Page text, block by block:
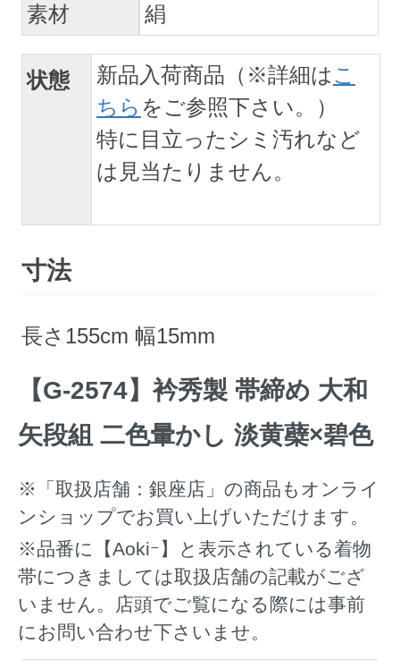
素材 絹
状態 新品入荷商品（※詳細は こ
ちら をご参照下さい。）
特に目立ったシミ汚れなど
は見当たりません。
寸法
長さ155cm 幅15mm
【G-2574】衿秀製 帯締め 大和
矢段組 二色暈かし 淡黄蘗×碧色
※「取扱店舗：銀座店」の商品もオンライ
ンショップでお買い上げいただけます。
※品番に【Aokiｰ】と表示されている着物
帯につきましては取扱店舗の記載がござ
いません。店頭でご覧になる際には事前
にお問い合わせ下さいませ。